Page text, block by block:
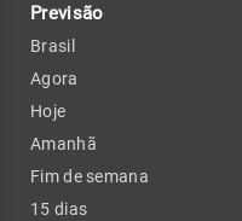
Previsão
Brasil
Agora
Hoje
Amanhã
Fim de semana
15 dias